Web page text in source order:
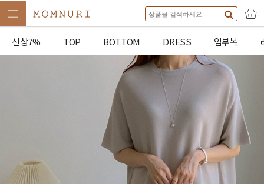
신상7% TOP BOTTOM DRESS 임부복